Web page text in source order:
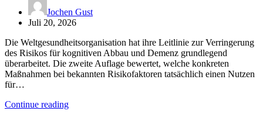
Jochen Gust
Juli 20, 2026
Die Weltgesundheitsorganisation hat ihre Leitlinie zur Verringerung
des Risikos für kognitiven Abbau und Demenz grundlegend
überarbeitet. Die zweite Auflage bewertet, welche konkreten
Maßnahmen bei bekannten Risikofaktoren tatsächlich einen Nutzen
für…
Continue reading